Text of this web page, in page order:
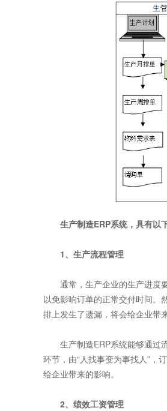
生产制造ERP系统，具有以
1、生产流程管理
通常，生产企业的生产进度要
以免影响订单的正常交付时间。
排上发生了遗漏，将会给企业带
生产制造ERP系统能够通过流
环节，由“人找事变为事找人”，
给企业带来的影响。
2、绩效工资管理